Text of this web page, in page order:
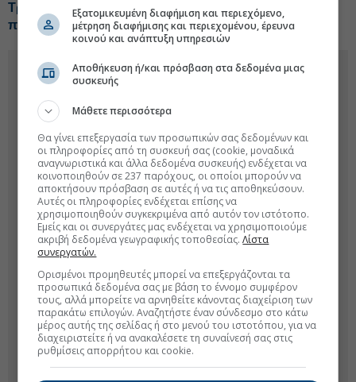
Tραμπ: Οι Chevron και Exxon έβγαλαν υπερβολικά
πολλά χρήματα λόγω του πολέμου
Εξατομικευμένη διαφήμιση και περιεχόμενο,
μέτρηση διαφήμισης και περιεχομένου, έρευνα
κοινού και ανάπτυξη υπηρεσιών
Αποθήκευση ή/και πρόσβαση στα δεδομένα μιας
συσκευής
Μάθετε περισσότερα
Θα γίνει επεξεργασία των προσωπικών σας δεδομένων και
οι πληροφορίες από τη συσκευή σας (cookie, μοναδικά
αναγνωριστικά και άλλα δεδομένα συσκευής) ενδέχεται να
κοινοποιηθούν σε 237 παρόχους, οι οποίοι μπορούν να
αποκτήσουν πρόσβαση σε αυτές ή να τις αποθηκεύσουν.
Αυτές οι πληροφορίες ενδέχεται επίσης να
χρησιμοποιηθούν συγκεκριμένα από αυτόν τον ιστότοπο.
Εμείς και οι συνεργάτες μας ενδέχεται να χρησιμοποιούμε
ακριβή δεδομένα γεωγραφικής τοποθεσίας.Λίστα
συνεργατών.
Ορισμένοι προμηθευτές μπορεί να επεξεργάζονται τα
προσωπικά δεδομένα σας με βάση το έννομο συμφέρον
τους, αλλά μπορείτε να αρνηθείτε κάνοντας διαχείριση των
παρακάτω επιλογών. Αναζητήστε έναν σύνδεσμο στο κάτω
μέρος αυτής της σελίδας ή στο μενού του ιστοτόπου, για να
διαχειριστείτε ή να ανακαλέσετε τη συναίνεσή σας στις
ρυθμίσεις απορρήτου και cookie.